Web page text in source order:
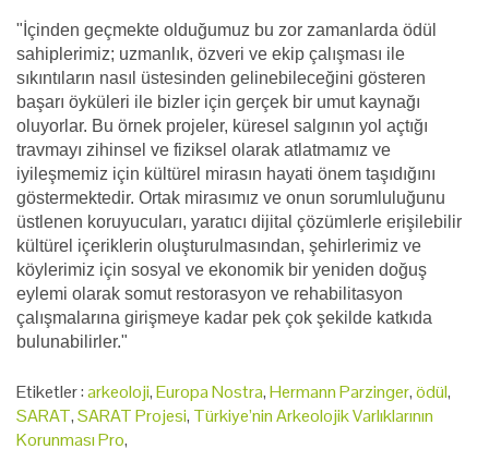
"İçinden geçmekte olduğumuz bu zor zamanlarda ödül
sahiplerimiz; uzmanlık, özveri ve ekip çalışması ile
sıkıntıların nasıl üstesinden gelinebileceğini gösteren
başarı öyküleri ile bizler için gerçek bir umut kaynağı
oluyorlar. Bu örnek projeler, küresel salgının yol açtığı
travmayı zihinsel ve fiziksel olarak atlatmamız ve
iyileşmemiz için kültürel mirasın hayati önem taşıdığını
göstermektedir. Ortak mirasımız ve onun sorumluluğunu
üstlenen koruyucuları, yaratıcı dijital çözümlerle erişilebilir
kültürel içeriklerin oluşturulmasından, şehirlerimiz ve
köylerimiz için sosyal ve ekonomik bir yeniden doğuş
eylemi olarak somut restorasyon ve rehabilitasyon
çalışmalarına girişmeye kadar pek çok şekilde katkıda
bulunabilirler."
Etiketler :arkeoloji,Europa Nostra,Hermann Parzinger,ödül,
SARAT,SARAT Projesi, Türkiye’nin Arkeolojik Varlıklarının
Korunması Pro,